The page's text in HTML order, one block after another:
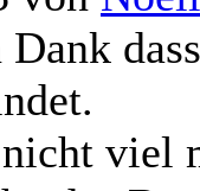
viel